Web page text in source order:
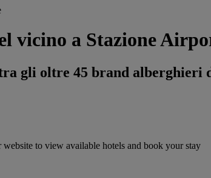
vicino a Stazione
gli oltre 45 brand alberghieri
website to view available hotels and book your stay